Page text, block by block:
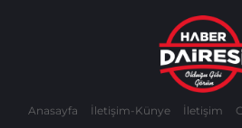
Anasayfa İletişim-Künye İletişim